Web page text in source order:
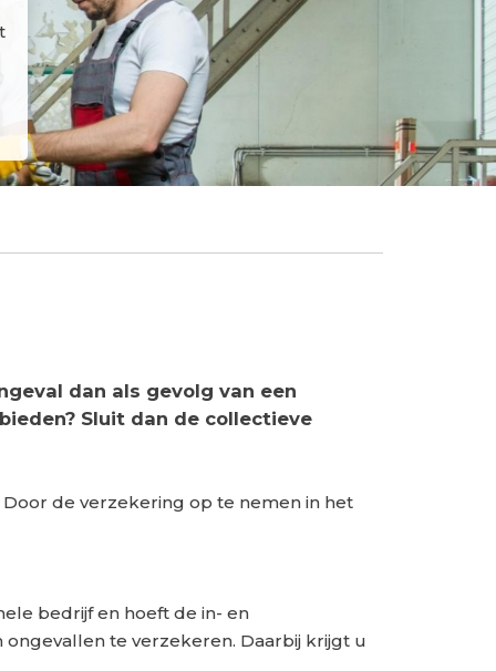
dan als gevolg van een
Sluit dan de collectieve
de verzekering op te nemen in het
bedrijf en hoeft de in- en
te verzekeren. Daarbij krijgt u